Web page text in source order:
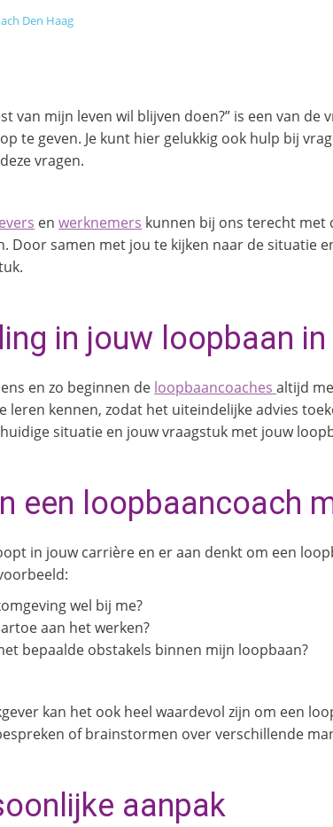
Den Haag
van mijn leven wil blijven doen?” is een van
te geven. Je kunt hier gelukkig ook hulp bij
vragen.
en werknemers kunnen bij ons terecht met
Door samen met jou te kijken naar de situatie
in jouw loopbaan
en zo beginnen de loopbaancoaches altijd
leren kennen, zodat het uiteindelijke advies
situatie en jouw vraagstuk met jouw
een loopbaancoach
in jouw carrière en er aan denkt om een
wel bij me?
aan het werken?
bepaalde obstakels binnen mijn loopbaan?
kan het ook heel waardevol zijn om een
of brainstormen over verschillende
aanpak